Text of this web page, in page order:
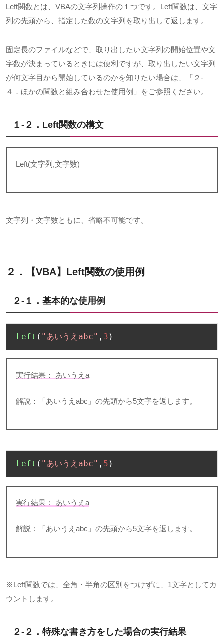
Left関数とは、 VBAの文字列操作の１つです。 Left関数は、文字
列の先頭から、指定した数の文字列を取り出して返します。
固定長のファイルなどで、取り出したい文字列の開始位置や文
字数が決まっているときには便利ですが、取り出したい文字列
が何文字目から開始しているのかを知りたい場合は、「２-
４．ほかの関数と組み合わせた使用例」をご参照ください。
１-２．Left関数の構文
Left(文字列 ,文字数)
文字列・文字数ともに、省略不可能です。
２．【VBA】Left関数の使用例
２-１．基本的な使用例
Left ( "あいうえabc" , 3 )
実行結果： あいうえ a
解説：「あいうえ abc 」の先頭から5文字を返します。
Left ( "あいうえabc" , 5 )
実行結果： あいうえ a
解説：「あいうえ abc 」の先頭から5文字を返します。
※ Left関数では、全角・半角の区別をつけずに、 1文字としてカ
ウントします。
２-２．特殊な書き方をした場合の実行結果